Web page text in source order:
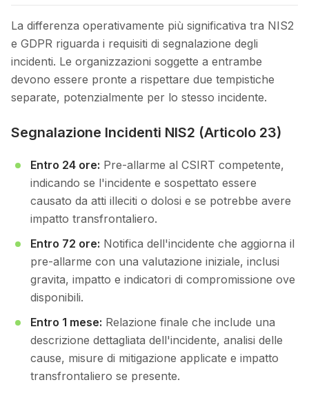
La differenza operativamente più significativa tra NIS2
e GDPR riguarda i requisiti di segnalazione degli
incidenti. Le organizzazioni soggette a entrambe
devono essere pronte a rispettare due tempistiche
separate, potenzialmente per lo stesso incidente.
Segnalazione Incidenti NIS2 (Articolo 23)
Entro 24 ore: Pre-allarme al CSIRT competente,
indicando se l'incidente e sospettato essere
causato da atti illeciti o dolosi e se potrebbe avere
impatto transfrontaliero.
Entro 72 ore: Notifica dell'incidente che aggiorna il
pre-allarme con una valutazione iniziale, inclusi
gravita, impatto e indicatori di compromissione ove
disponibili.
Entro 1 mese: Relazione finale che include una
descrizione dettagliata dell'incidente, analisi delle
cause, misure di mitigazione applicate e impatto
transfrontaliero se presente.